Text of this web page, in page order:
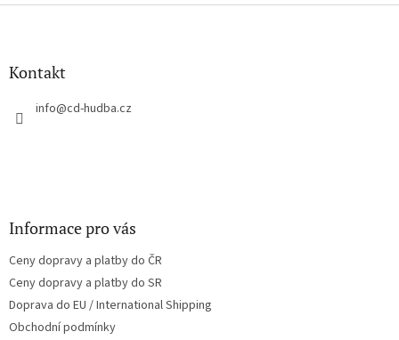
Z
Kontakt
info@cd-hudba.cz
Informace pro vás
Ceny dopravy a platby do ČR
Ceny dopravy a platby do SR
Doprava do EU / International Shipping
Obchodní podmínky